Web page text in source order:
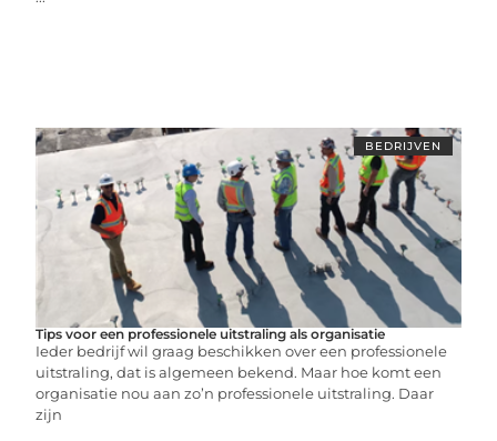
BEDRIJVEN
Tips voor een professionele uitstraling als organisatie
Ieder bedrijf wil graag beschikken over een professionele
uitstraling, dat is algemeen bekend. Maar hoe komt een
organisatie nou aan zo’n professionele uitstraling. Daar
zijn